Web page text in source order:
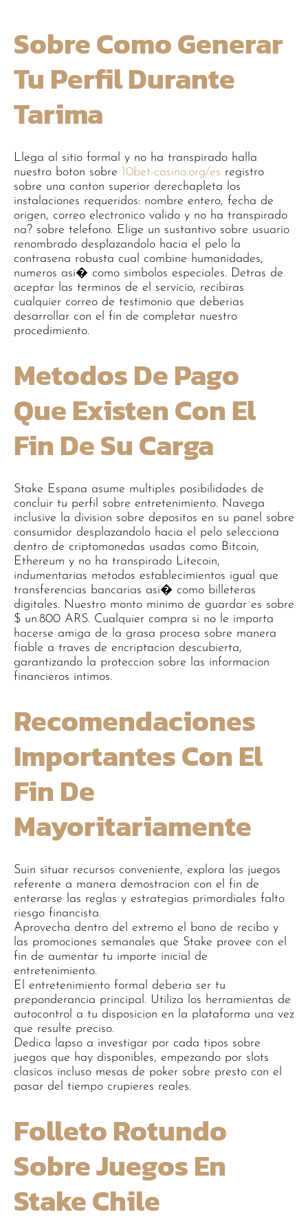
Sobre Como Generar
Tu Perfil Durante
Tarima
Llega al sitio formal y no ha transpirado halla
nuestro boton sobre 10bet-casino.org/es registro
sobre una canton superior derechapleta los
instalaciones requeridos: nombre entero, fecha de
origen, correo electronico valido y no ha transpirado
na? sobre telefono. Elige un sustantivo sobre usuario
renombrado desplazandolo hacia el pelo la
contrasena robusta cual combine humanidades,
numeros asi� como simbolos especiales. Detras de
aceptar las terminos de el servicio, recibiras
cualquier correo de testimonio que deberias
desarrollar con el fin de completar nuestro
procedimiento.
Metodos De Pago
Que Existen Con El
Fin De Su Carga
Stake Espana asume multiples posibilidades de
concluir tu perfil sobre entretenimiento. Navega
inclusive la division sobre depositos en su panel sobre
consumidor desplazandolo hacia el pelo selecciona
dentro de criptomonedas usadas como Bitcoin,
Ethereum y no ha transpirado Litecoin,
indumentarias metodos establecimientos igual que
transferencias bancarias asi� como billeteras
digitales. Nuestro monto minimo de guardar es sobre
$ un.800 ARS. Cualquier compra si no le importa
hacerse amiga de la grasa procesa sobre manera
fiable a traves de encriptacion descubierta,
garantizando la proteccion sobre las informacion
financieros intimos.
Recomendaciones
Importantes Con El
Fin De
Mayoritariamente
Suin situar recursos conveniente, explora las juegos
referente a manera demostracion con el fin de
enterarse las reglas y estrategias primordiales falto
riesgo financista.
Aprovecha dentro del extremo el bono de recibo y
las promociones semanales que Stake provee con el
fin de aumentar tu importe inicial de
entretenimiento.
El entretenimiento formal deberia ser tu
preponderancia principal. Utiliza los herramientas de
autocontrol a tu disposicion en la plataforma una vez
que resulte preciso.
Dedica lapso a investigar por cada tipos sobre
juegos que hay disponibles, empezando por slots
clasicos incluso mesas de poker sobre presto con el
pasar del tiempo crupieres reales.
Folleto Rotundo
Sobre Juegos En
Stake Chile